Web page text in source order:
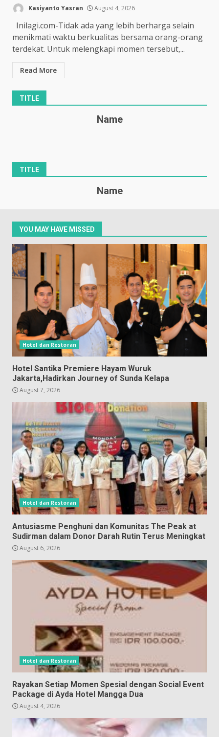
Kasiyanto Yasran August 4, 2026
Inilagi.com-Tidak ada yang lebih berharga selain
menikmati waktu berkualitas bersama orang-orang
terdekat. Untuk melengkapi momen tersebut,...
Read More
TITLE
Name
TITLE
Name
YOU MAY HAVE MISSED
Hotel dan Restoran
Hotel Santika Premiere Hayam Wuruk
Jakarta,Hadirkan Journey of Sunda Kelapa
August 7, 2026
Hotel dan Restoran
Antusiasme Penghuni dan Komunitas The Peak at
Sudirman dalam Donor Darah Rutin Terus Meningkat
August 6, 2026
Hotel dan Restoran
Rayakan Setiap Momen Spesial dengan Social Event
Package di Ayda Hotel Mangga Dua
August 4, 2026